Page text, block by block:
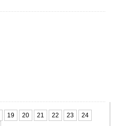
19 20 21 22 23
24